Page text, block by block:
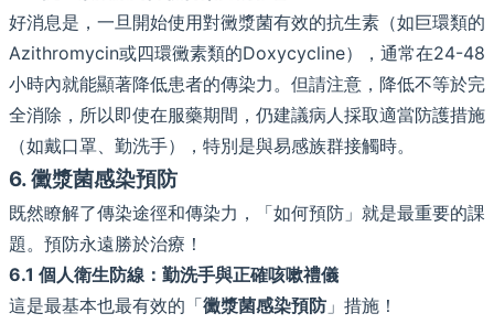
好消息是，一旦開始使用對黴漿菌有效的抗生素（如巨環類的
Azithromycin或四環黴素類的Doxycycline），通常在24-48
小時內就能顯著降低患者的傳染力。但請注意，降低不等於完
全消除，所以即使在服藥期間，仍建議病人採取適當防護措施
（如戴口罩、勤洗手），特別是與易感族群接觸時。
6. 黴漿菌感染預防
既然瞭解了傳染途徑和傳染力，「如何預防」就是最重要的課
題。預防永遠勝於治療！
6.1 個人衛生防線：勤洗手與正確咳嗽禮儀
這是最基本也最有效的「黴漿菌感染預防」措施！